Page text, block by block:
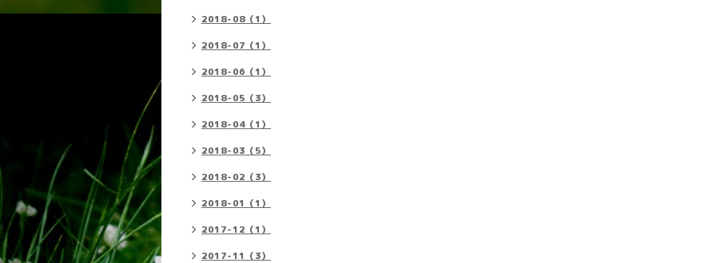
2018-08（1）
2018-07（1）
2018-06（1）
2018-05（3）
2018-04（1）
2018-03（5）
2018-02（3）
2018-01（1）
2017-12（1）
2017-11（3）